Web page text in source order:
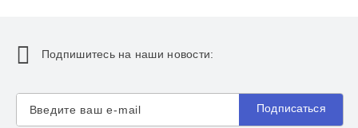
Подпишитесь на наши новости:
Подписаться